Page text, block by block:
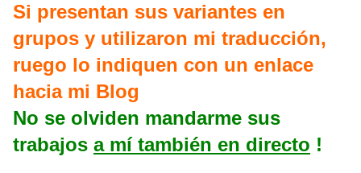
Si presentan sus variantes en
grupos y utilizaron mi traducción,
ruego lo indiquen con un enlace
hacia mi Blog
No se olviden mandarme sus
trabajos a mí también en directo !